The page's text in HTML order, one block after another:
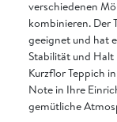
verschiedenen
kombinieren. Der
geeignet und hat
Stabilität und
Kurzflor Teppich
Note in Ihre
gemütliche